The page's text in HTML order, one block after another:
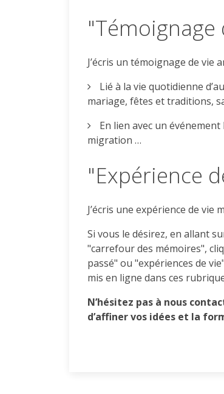
"Témoignage
J’écris un témoignage de vie
Lié à la vie quotidienne
mariage, fêtes et traditions,
En lien avec un
migration …
"Expérience
J’écris une expérience de
Si vous le désirez, en allant
"carrefour des mémoires",
passé" ou "expériences de
mis en ligne dans ces
N’hésitez pas à nous
d’affiner vos idées et la